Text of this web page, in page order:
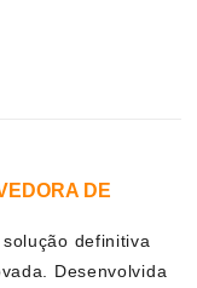
DE
definitiva
Desenvolvida